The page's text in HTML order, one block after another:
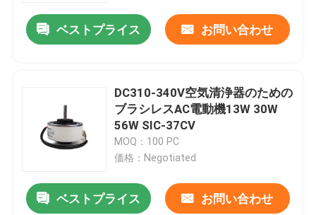
ベストプライス お問い合わせ
DC310-340V空気清浄器のための
ブラシレスAC電動機13W 30W
56W SIC-37CV
MOQ：100 PC
価格：Negotiated
ベストプライス お問い合わせ